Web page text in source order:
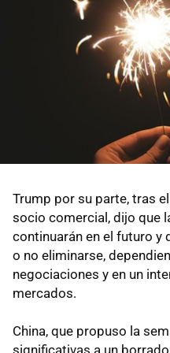
Trump por su parte, tras
socio comercial, dijo que
continuarán en el futuro y
o no eliminarse,
negociaciones y en un
mercados.
China, que propuso la
significativas a un